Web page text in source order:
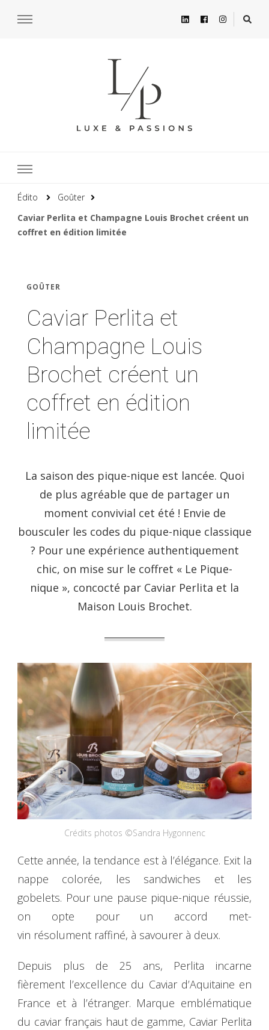
Édito
Goûter
Caviar Perlita et Champagne Louis Brochet créent un
coffret en édition limitée
GOÛTER
Caviar Perlita et
Champagne Louis
Brochet créent un
coffret en édition
limitée
La saison des pique-nique est lancée. Quoi
de plus agréable que de partager un
moment convivial cet été ! Envie de
bousculer les codes du pique-nique classique
? Pour une expérience authentiquement
chic, on mise sur le coffret « Le Pique-
nique », concocté par Caviar Perlita et la
Maison Louis Brochet.
Crédits photos ©Sandra Hygonnenc
Cette année, la tendance est à l’élégance. Exit la
nappe colorée, les sandwiches et les
gobelets. Pour une pause pique-nique réussie,
on opte pour un accord met-
vin résolument raffiné, à savourer à deux.
Depuis plus de 25 ans, Perlita incarne
fièrement l’excellence du Caviar d’Aquitaine en
France et à l’étranger. Marque emblématique
du caviar français haut de gamme, Caviar Perlita